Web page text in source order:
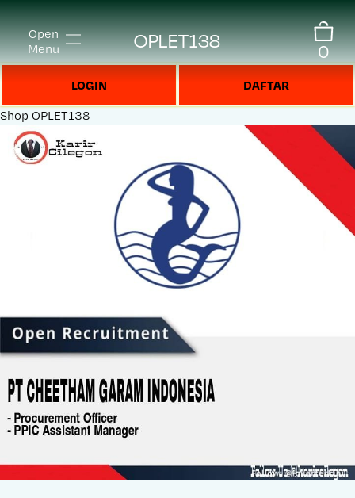
Open
Menu
OPLET138 0
LOGIN DAFTAR
Shop OPLET138